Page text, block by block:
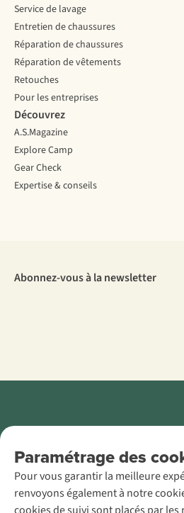
Paramétrage des
Pour vous garantir la meilleure
renvoyons également à notre
Service de lavage
Entretien de chaussures
Réparation de chaussures
Réparation de vêtements
Retouches
Pour les entreprises
Découvrez
A.S.Magazine
Explore Camp
Gear Check
Expertise & conseils
Abonnez-vous à la newsletter
AS Adventure
Luxemburg SA,
Boulevard F.W.
Raiffeisen 25, L-